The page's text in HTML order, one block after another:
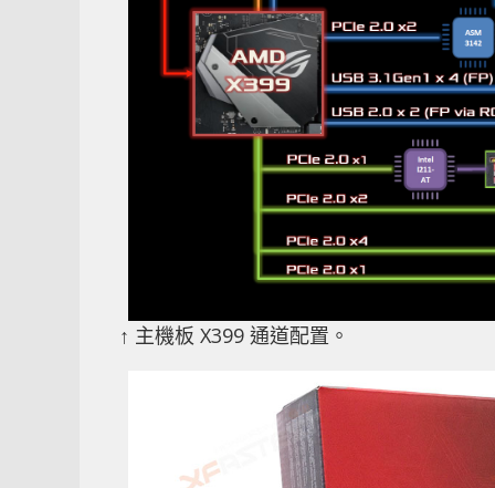
↑ 主機板 X399 通道配置。